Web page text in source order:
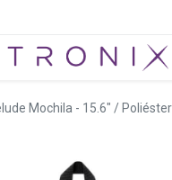
Mochila - 15.6" /